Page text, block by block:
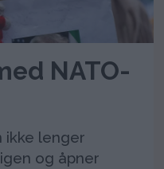
NATO-
ikke lenger
og åpner